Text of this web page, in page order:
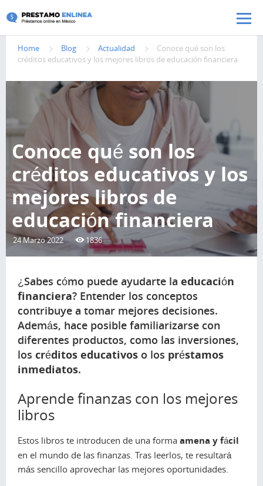
Pasar al contenido principal
Home Blog Actualidad
Conoce qué son los
créditos educativos y los mejores libros de educación financiera
Conoce qué son los
créditos educativos y los
mejores libros de
educación financiera
24 Marzo 2022 1836
¿Sabes cómo puede ayudarte la educación
financiera? Entender los conceptos
contribuye a tomar mejores decisiones.
Además, hace posible familiarizarse con
diferentes productos, como las inversiones,
los créditos educativos o los préstamos
inmediatos.
Aprende finanzas con los mejores
libros
Estos libros te introducen de una forma amena y fácil
en el mundo de las finanzas. Tras leerlos, te resultará
más sencillo aprovechar las mejores oportunidades.